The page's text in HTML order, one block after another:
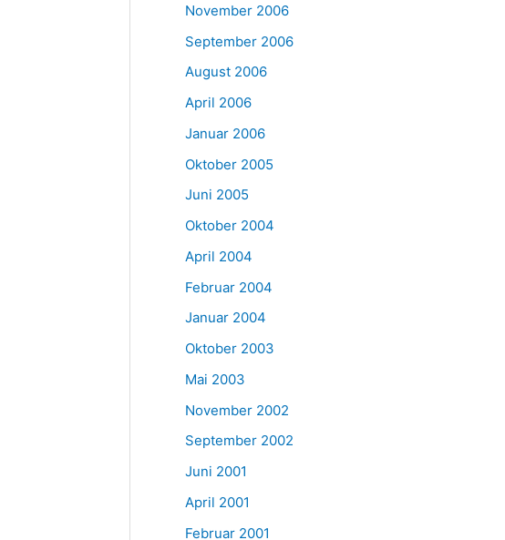
November 2006
September 2006
August 2006
April 2006
Januar 2006
Oktober 2005
Juni 2005
Oktober 2004
April 2004
Februar 2004
Januar 2004
Oktober 2003
Mai 2003
November 2002
September 2002
Juni 2001
April 2001
Februar 2001